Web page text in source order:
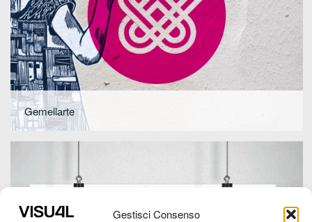
Gestisci Consenso
Gemellarte